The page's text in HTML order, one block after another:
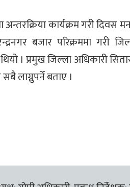
कार्यक्रम गरी दिवस
बजार परिक्रममा गरी
। प्रमुख जिल्ला अधिकारी
लाग्नुपर्ने बताए ।